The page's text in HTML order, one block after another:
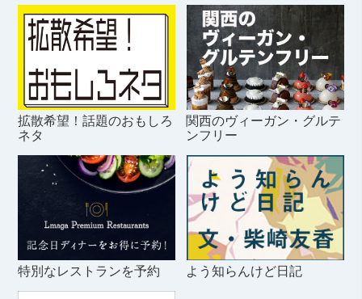
拡散希望！話題のおもしろ
ネタ
関西のヴィーガン・グルテ
ンフリー
特別なレストランを予約 よう知らんけど日記